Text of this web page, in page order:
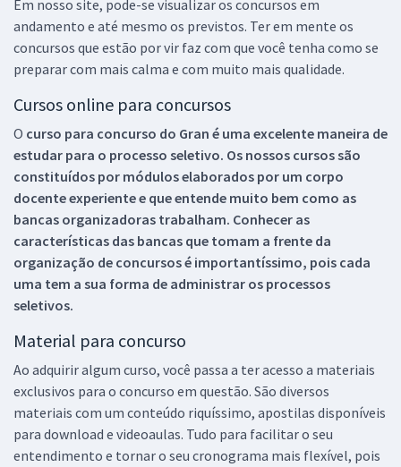
Em nosso site, pode-se visualizar os concursos em
andamento e até mesmo os previstos. Ter em mente os
concursos que estão por vir faz com que você tenha como se
preparar com mais calma e com muito mais qualidade.
Cursos online para concursos
O curso para concurso do Gran é uma excelente maneira de
estudar para o processo seletivo. Os nossos cursos são
constituídos por módulos elaborados por um corpo
docente experiente e que entende muito bem como as
bancas organizadoras trabalham. Conhecer as
características das bancas que tomam a frente da
organização de concursos é importantíssimo, pois cada
uma tem a sua forma de administrar os processos
seletivos.
Material para concurso
Ao adquirir algum curso, você passa a ter acesso a materiais
exclusivos para o concurso em questão. São diversos
materiais com um conteúdo riquíssimo, apostilas disponíveis
para download e videoaulas. Tudo para facilitar o seu
entendimento e tornar o seu cronograma mais flexível, pois